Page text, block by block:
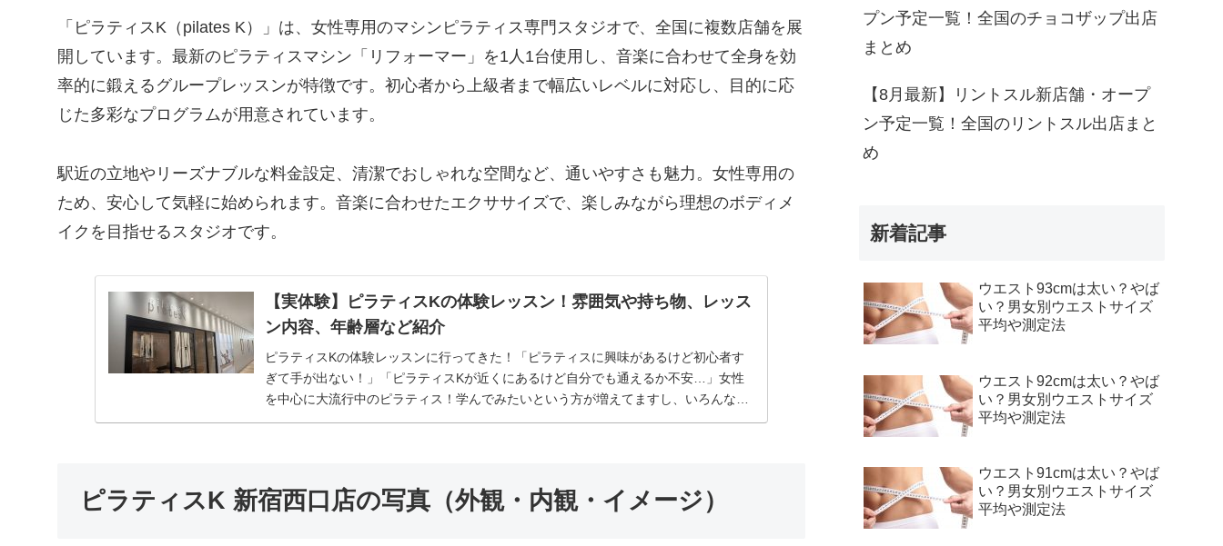
「ピラティスK（pilates K）」は、女性専用のマシンピラティス専門スタジオで、全国に複数店舗を展
開しています。最新のピラティスマシン「リフォーマー」を1人1台使用し、音楽に合わせて全身を効
率的に鍛えるグループレッスンが特徴です。初心者から上級者まで幅広いレベルに対応し、目的に応
じた多彩なプログラムが用意されています。
駅近の立地やリーズナブルな料金設定、清潔でおしゃれな空間など、通いやすさも魅力。女性専用の
ため、安心して気軽に始められます。音楽に合わせたエクササイズで、楽しみながら理想のボディメ
イクを目指せるスタジオです。
【実体験】ピラティスKの体験レッスン！雰囲気や持ち物、レッス
ン内容、年齢層など紹介
ピラティスKの体験レッスンに行ってきた！「ピラティスに興味があるけど初心者す
ぎて手が出ない！」「ピラティスKが近くにあるけど自分でも通えるか不安…」女性
を中心に大流行中のピラティス！学んでみたいという方が増えてますし、いろんなス
タジオがある...
ピラティスK 新宿西口店の写真（外観・内観・イメージ）
プン予定一覧！全国のチョコザップ出店
まとめ
【8月最新】リントスル新店舗・オープ
ン予定一覧！全国のリントスル出店まと
め
新着記事
ウエスト93cmは太い？やば
い？男女別ウエストサイズ
平均や測定法
ウエスト92cmは太い？やば
い？男女別ウエストサイズ
平均や測定法
ウエスト91cmは太い？やば
い？男女別ウエストサイズ
平均や測定法